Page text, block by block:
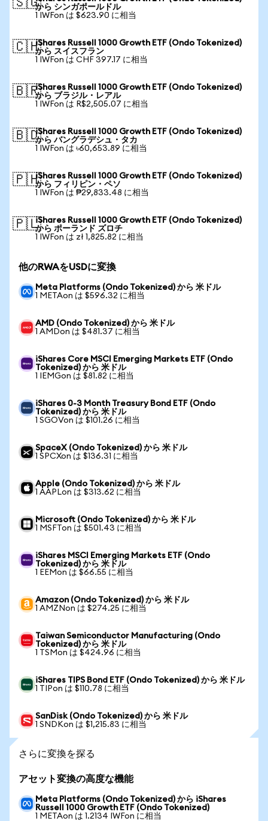
🇸🇬から シンガポールドル
1 IWFon は $623.90 に相当
🇨🇭iShares Russell 1000 Growth ETF (Ondo Tokenized)
から スイスフラン
1 IWFon は CHF 397.17 に相当
🇧🇷iShares Russell 1000 Growth ETF (Ondo Tokenized)
から ブラジル・レアル
1 IWFon は R$2,505.07 に相当
🇧🇩iShares Russell 1000 Growth ETF (Ondo Tokenized)
から バングラデシュ・タカ
1 IWFon は ৳60,653.89 に相当
🇵🇭iShares Russell 1000 Growth ETF (Ondo Tokenized)
から フィリピン・ペソ
1 IWFon は ₱29,833.48 に相当
🇵🇱iShares Russell 1000 Growth ETF (Ondo Tokenized)
から ポーランド ズロチ
1 IWFon は zł 1,825.82 に相当
他のRWAをUSDに変換
Meta Platforms (Ondo Tokenized) から 米ドル
1 METAon は $596.32 に相当
AMD (Ondo Tokenized) から 米ドル
1 AMDon は $481.37 に相当
iShares Core MSCI Emerging Markets ETF (Ondo
Tokenized) から 米ドル
1 IEMGon は $81.82 に相当
iShares 0-3 Month Treasury Bond ETF (Ondo
Tokenized) から 米ドル
1 SGOVon は $101.26 に相当
SpaceX (Ondo Tokenized) から 米ドル
1 SPCXon は $136.31 に相当
Apple (Ondo Tokenized) から 米ドル
1 AAPLon は $313.62 に相当
Microsoft (Ondo Tokenized) から 米ドル
1 MSFTon は $501.43 に相当
iShares MSCI Emerging Markets ETF (Ondo
Tokenized) から 米ドル
1 EEMon は $66.55 に相当
Amazon (Ondo Tokenized) から 米ドル
1 AMZNon は $274.25 に相当
Taiwan Semiconductor Manufacturing (Ondo
Tokenized) から 米ドル
1 TSMon は $424.96 に相当
iShares TIPS Bond ETF (Ondo Tokenized) から 米ドル
1 TIPon は $110.78 に相当
SanDisk (Ondo Tokenized) から 米ドル
1 SNDKon は $1,215.83 に相当
さらに変換を探る
アセット変換の高度な機能
Meta Platforms (Ondo Tokenized) から iShares
Russell 1000 Growth ETF (Ondo Tokenized)
1 METAon は 1.2134 IWFon に相当